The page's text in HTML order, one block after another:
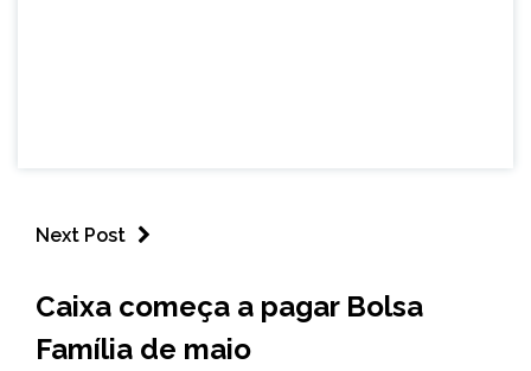
Next Post
NOTÍCIAS
Caixa começa a pagar Bolsa
Família de maio